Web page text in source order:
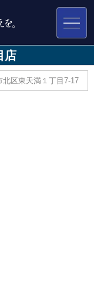
店
北区東天満１丁目7-17